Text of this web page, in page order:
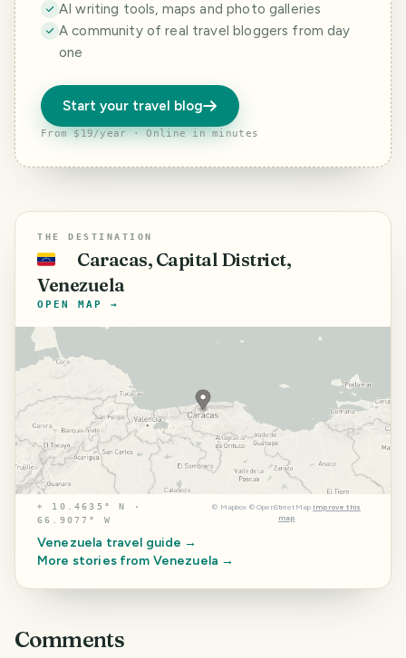
AI writing tools, maps and photo galleries
A community of real travel bloggers from day
one
Start your travel blog
From $19/year · Online in minutes
THE DESTINATION
🇻🇪
Caracas, Capital District,
Venezuela
OPEN MAP →
⌖ 10.4635° N ·
66.9077° W
© Mapbox © OpenStreetMap Improve this
map
Venezuela travel guide →
More stories from Venezuela →
Comments